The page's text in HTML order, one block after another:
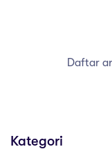
Daftar
Kategori